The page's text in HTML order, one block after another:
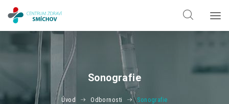
Sonografie
Úvod Odbornosti Sonografie